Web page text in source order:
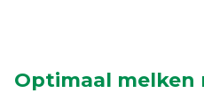
melkstroom
5802069
Optimaal